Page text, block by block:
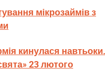
мікрозаймів з
кинулася
23 лютого